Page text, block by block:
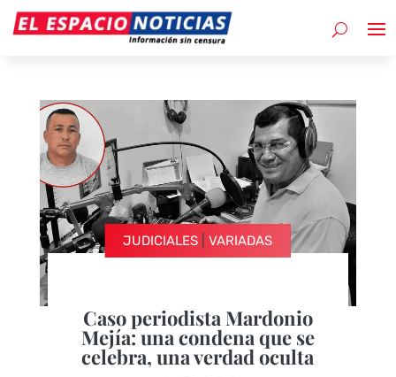
JUDICIALES |VARIADAS
Caso periodista Mardonio
Mejía: una condena que se
celebra, una verdad oculta